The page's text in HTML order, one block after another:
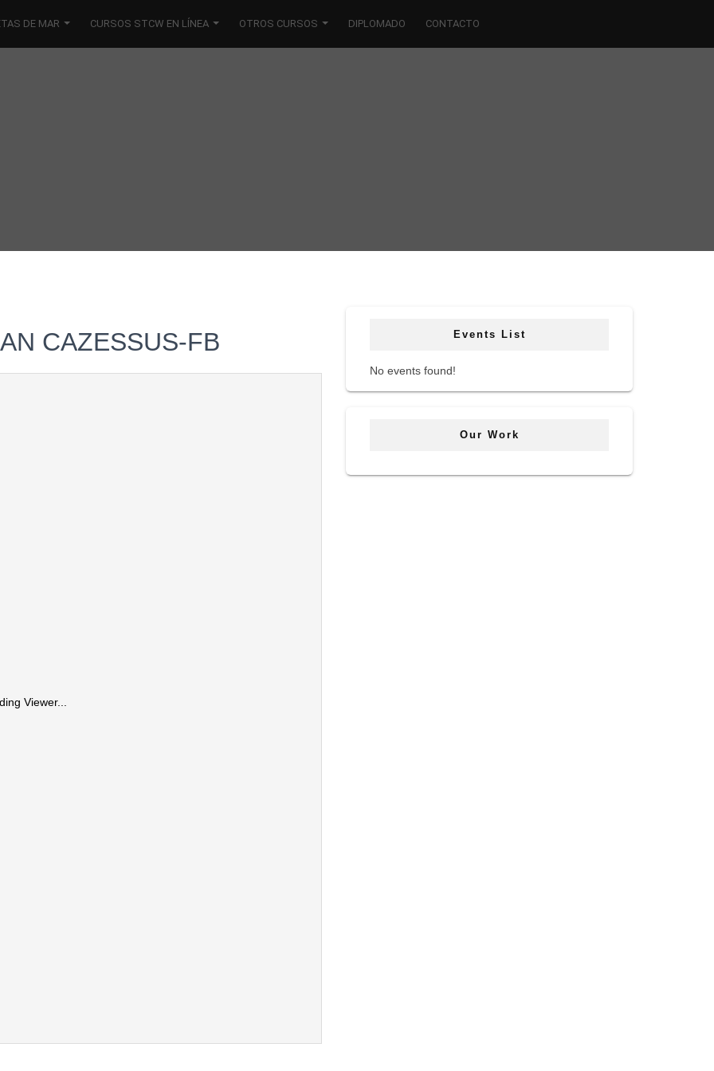
DE MAR CURSOS STCW EN LÍNEA OTROS CURSOS DIPLOMADO CONTACTO
CAZESSUS-FB
Viewer...
Events List
No events found!
Our Work